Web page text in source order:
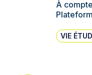
À
VIE